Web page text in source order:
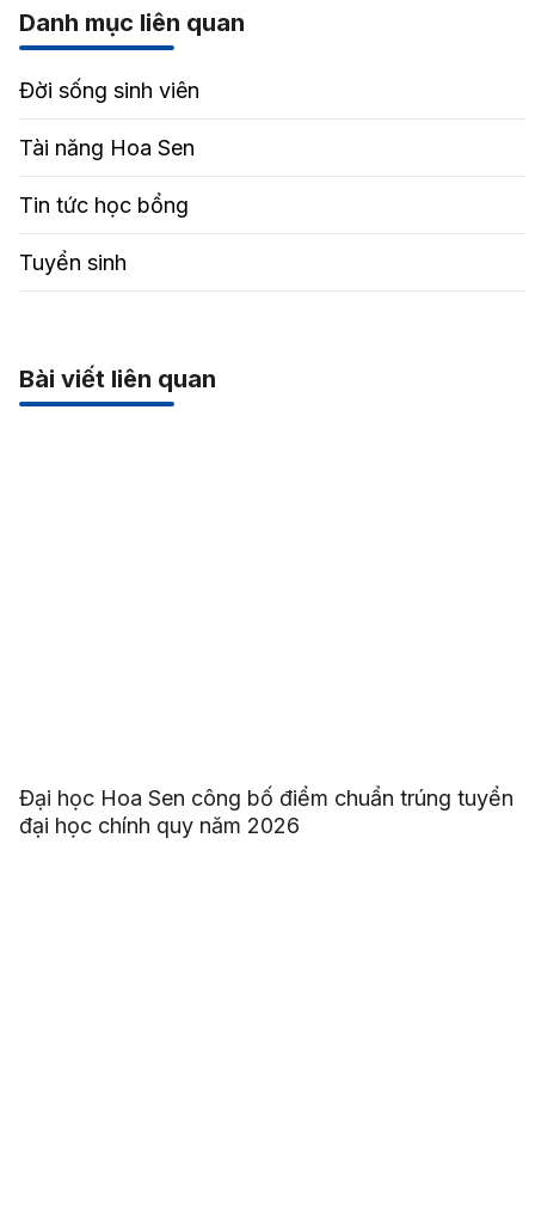
Danh mục liên quan
Đời sống sinh viên
Tài năng Hoa Sen
Tin tức học bổng
Tuyển sinh
Bài viết liên quan
Đại học Hoa Sen công bố điểm chuẩn trúng tuyển
đại học chính quy năm 2026